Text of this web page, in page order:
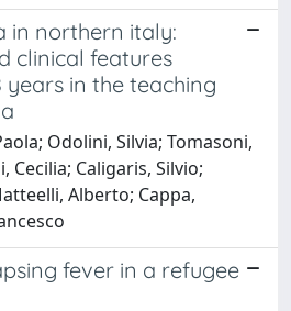
in northern italy:
clinical features
years in the teaching
Odolini, Silvia; Tomasoni,
Cecilia; Caligaris, Silvio;
Alberto; Cappa,
fever in a refugee